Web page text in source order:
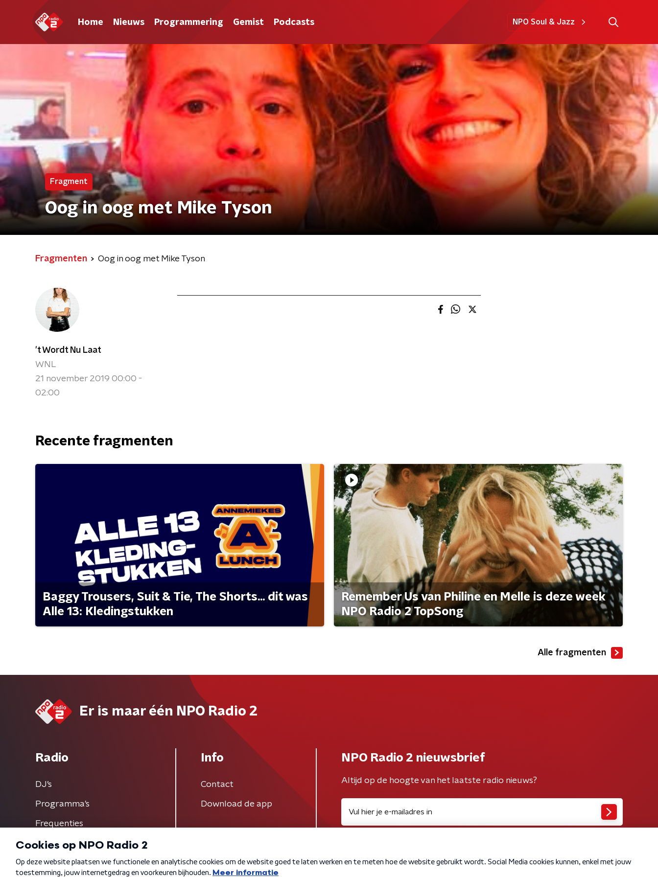
Home Nieuws Programmering Gemist Podcasts NPO Soul & Jazz
Fragment
Oog in oog met Mike Tyson
Fragmenten Oog in oog met Mike Tyson
't Wordt Nu Laat
WNL
21 november 2019 00:00 -
02:00
Recente fragmenten
Baggy Trousers, Suit & Tie, The Shorts... dit was
Alle 13: Kledingstukken
Remember Us van Philine en Melle is deze week
NPO Radio 2 TopSong
Alle fragmenten
Er is maar één NPO Radio 2
Radio
DJ’s
Programma's
Frequenties
Info
Contact
Download de app
NPO Radio 2 nieuwsbrief
Altijd op de hoogte van het laatste radio nieuws?